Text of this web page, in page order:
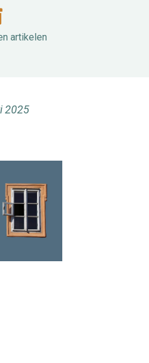
naar lezingen en artikelen
artikelen
2025